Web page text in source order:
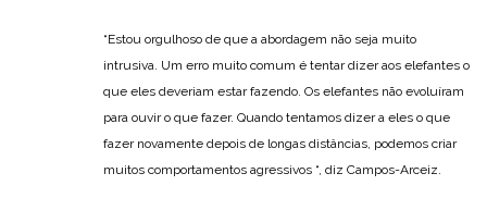
“Estou orgulhoso de que a abordagem não seja muito
intrusiva. Um erro muito comum é tentar dizer aos elefantes o
que eles deveriam estar fazendo. Os elefantes não evoluíram
para ouvir o que fazer. Quando tentamos dizer a eles o que
fazer novamente depois de longas distâncias, podemos criar
muitos comportamentos agressivos “, diz Campos-Arceiz.